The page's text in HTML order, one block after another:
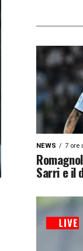
NEWS 7 ore
Sarri e il